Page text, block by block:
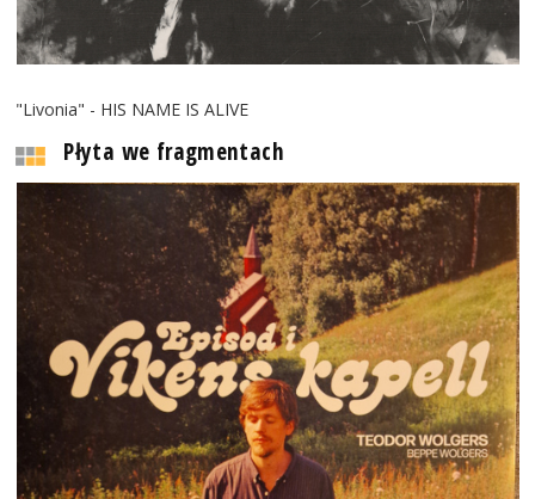
"Livonia" - HIS NAME IS ALIVE
Płyta we fragmentach